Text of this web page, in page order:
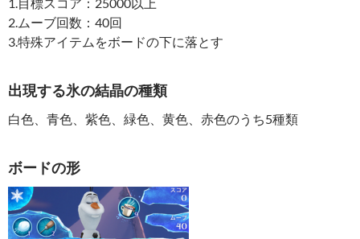
2.ムーブ回数：40回
3.特殊アイテムをボードの下に落とす
出現する氷の結晶の種類
白色、青色、紫色、緑色、黄色、赤色のうち5種類
ボードの形